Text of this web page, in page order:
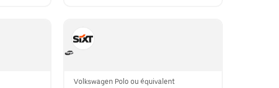
Volkswagen Polo ou équivalent